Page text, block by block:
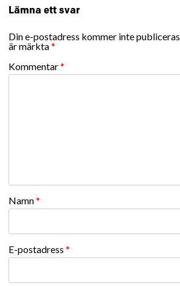
Lämna ett svar
Din e-postadress kommer inte publiceras.
är märkta*
Kommentar*
Namn*
E-postadress *